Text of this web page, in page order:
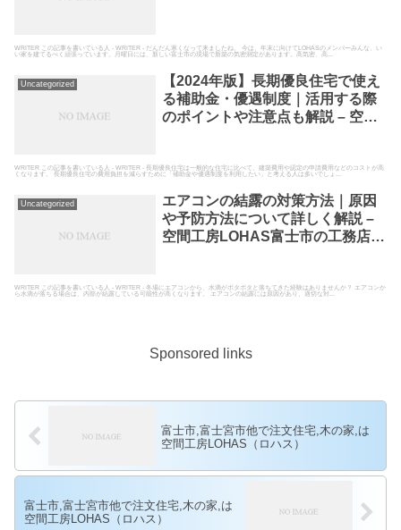
WRITER この記事を書いている人 - WRITER - だんだん寒くなって来ましたね。 今は、年末に向けてLOHASのメンバーみんな、い
い家を建てるべく頑張っています。月曜日には、新しい富士市の現場で新築の気密測定があります。高気密、高...
Uncategorized
【2024年版】長期優良住宅で使え
る補助金・優遇制度｜活用する際
のポイントや注意点も解説 – 空間
WRITER この記事を書いている人 - WRITER - 長期優良住宅は一般的な住宅に比べて、建築費用や認定の申請費用などのコストが高
くなります。 長期優良住宅の費用負担を減らすために「補助金や優遇制度を利用したい」と考える人は多いでしょ...
Uncategorized
エアコンの結露の対策方法｜原因
や予防方法について詳しく解説 –
空間工房LOHAS富士市の工務店と
WRITER この記事を書いている人 - WRITER - 冬場にエアコンから、水滴がポタポタと落ちてきた経験はありませんか？ エアコンか
ら水滴が落ちる場合は、内部が結露している可能性が高くなります。 エアコンの結露には原因があり、適切な対...
Sponsored links
富士市,富士宮市他で注文住宅,木の家,は
空間工房LOHAS（ロハス）
富士市,富士宮市他で注文住宅,木の家,は
空間工房LOHAS（ロハス）